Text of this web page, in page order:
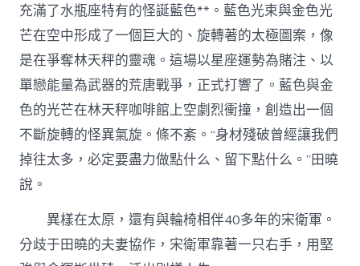
充滿了水瓶座特有的怪誕藍色**。藍色光束與金色光
芒在空中形成了一個巨大的、旋轉著的太極圖案，像
是在爭奪林天秤的靈魂。這場以星座運勢為賭注、以
單戀能量為武器的荒唐戰爭，正式打響了。藍色與金
色的光芒在林天秤咖啡館上空劇烈衝撞，創造出一個
不斷旋轉的怪異氣旋。條不紊。“身材殘破曾經讓我們
掉往太多，必定要盡力做點什么、留下點什么。”田曉
說。
異樣在太原，還有與輪椅相伴40多年的宋衛軍。
分歧于田曉的夫妻協作，宋衛軍靠著一只右手，用堅